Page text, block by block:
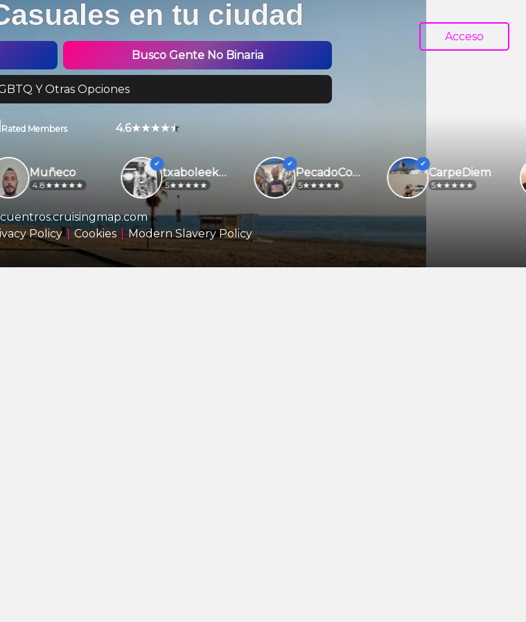
Acceso
en tu ciudad
Busco Gente No Binaria
Y Otras Opciones
Rated Members 4.6
CarpeDiem
5
PecadoConsentido
5
txaboleekal046
5
Muñeco
4.8
Policy Cookies Modern Slavery Policy